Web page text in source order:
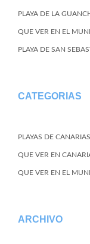
PLAYA DE LA
QUE VER EN EL
PLAYA DE SAN
CATEGORIAS
PLAYAS DE CANARIAS
QUE VER EN
QUE VER EN EL
ARCHIVO